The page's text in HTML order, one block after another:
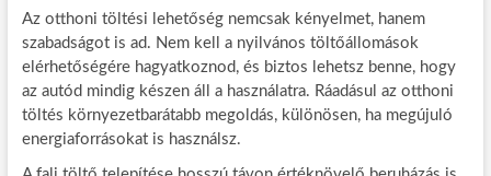
Az otthoni töltési lehetőség nemcsak kényelmet, hanem
szabadságot is ad. Nem kell a nyilvános töltőállomások
elérhetőségére hagyatkoznod, és biztos lehetsz benne, hogy
az autód mindig készen áll a használatra. Ráadásul az otthoni
töltés környezetbarátabb megoldás, különösen, ha megújuló
energiaforrásokat is használsz.